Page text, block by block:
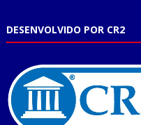
DESENVOLVIDO POR CR2